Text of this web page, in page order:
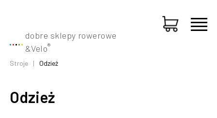
dobre sklepy rowerowe
&Velo®
Stroje Odzież
Odzież